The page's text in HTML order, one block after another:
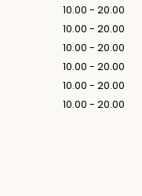
10.00 - 20.00
10.00 - 20.00
10.00 - 20.00
10.00 - 20.00
10.00 - 20.00
10.00 - 20.00